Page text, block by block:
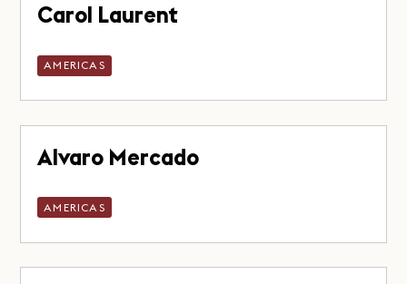
Carol Laurent
AMERICAS
Alvaro Mercado
AMERICAS